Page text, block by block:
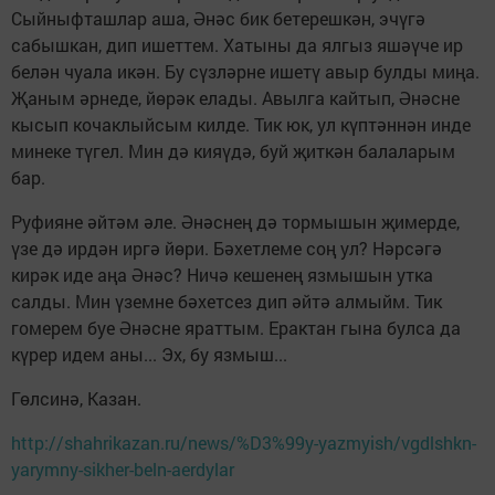
Сыйныфташлар аша, Әнәс бик бетерешкән, эчүгә
сабышкан, дип ишеттем. Хатыны да ялгыз яшәүче ир
белән чуала икән. Бу сүзләрне ишетү авыр булды миңа.
Җаным әрнеде, йөрәк елады. Авылга кайтып, Әнәсне
кысып кочаклыйсым килде. Тик юк, ул күптәннән инде
минеке түгел. Мин дә кияүдә, буй җиткән балаларым
бар.
Руфияне әйтәм әле. Әнәснең дә тормышын җимерде,
үзе дә ирдән иргә йөри. Бәхетлеме соң ул? Нәрсәгә
кирәк иде аңа Әнәс? Ничә кешенең язмышын утка
салды. Мин үземне бәхетсез дип әйтә алмыйм. Тик
гомерем буе Әнәсне яраттым. Ерактан гына булса да
күрер идем аны... Эх, бу язмыш...
Гөлсинә, Казан.
http://shahrikazan.ru/news/%D3%99y-yazmyish/vgdlshkn-
yarymny-sikher-beln-aerdylar